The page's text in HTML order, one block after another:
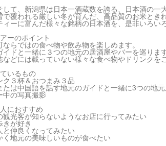
して、新潟県は日本一酒蔵数を誇る、日本酒の一
で覆われる厳しい冬が育んだ、高品質のお米とき
ィーに富んだ様々な銘柄の日本酒を、是非いろい
ーのポイント
ならではの食べ物や飲み物を楽しめます。
イドと一緒に３つの地元の居酒屋やバーを巡ります
などには載っていない様々な食べ物やドリンクを
いるもの
ク３杯＆おつまみ３品
たは中国語を話す地元のガイドと一緒に3つの地
中の写真撮影
におすすめ
観光客が知らないようなお店に行ってみたい
きが好き
と仲良くなってみたい
く地元の美味しいものが食べたい